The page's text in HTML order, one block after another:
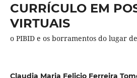
CURRÍCULO EM
VIRTUAIS
o PIBID e os borramentos do lugar
Claudia Maria Felicio Ferreira